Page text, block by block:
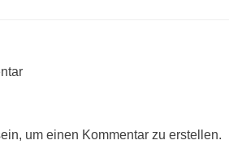
um einen Kommentar zu erstellen.